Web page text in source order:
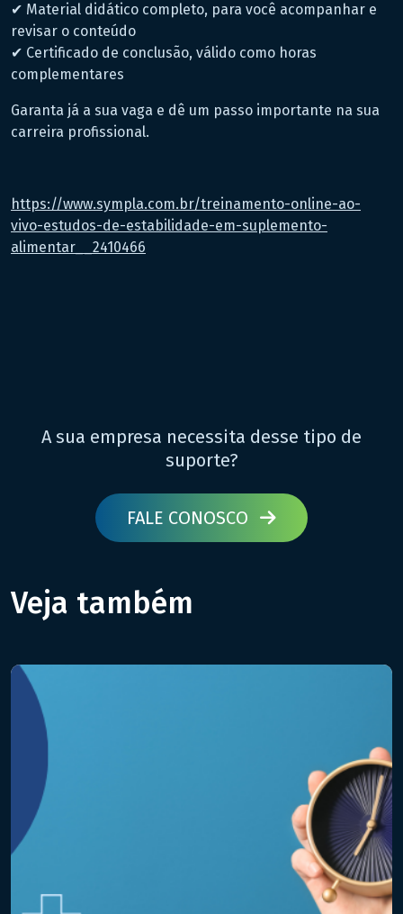
✔ Material didático completo, para você acompanhar e
revisar o conteúdo
✔ Certificado de conclusão, válido como horas
complementares
Garanta já a sua vaga e dê um passo importante na sua
carreira profissional.
https://www.sympla.com.br/treinamento-online-ao-
vivo-estudos-de-estabilidade-em-suplemento-
alimentar__2410466
A sua empresa necessita desse tipo de
suporte?
FALE CONOSCO
Veja também